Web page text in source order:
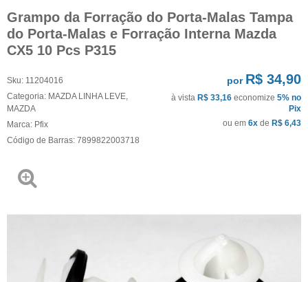
Grampo da Forração do Porta-Malas Tampa
do Porta-Malas e Forração Interna Mazda
CX5 10 Pcs P315
Sku: 11204016
Categoria: MAZDA LINHA LEVE
MAZDA
Marca: Pfix
Código de Barras: 7899822003718
por R$ 34,90
à vista R$ 33,16 economize 5% no
Pix
ou em 6x de R$ 6,43